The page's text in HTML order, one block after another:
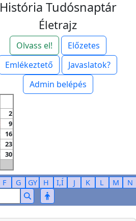
História Tudósnaptár
Életrajz
Olvass el!
Előzetes
Emlékeztető
Javaslatok?
Admin belépés
2
9
16
23
30
F G GY H I,Í J K L M
N